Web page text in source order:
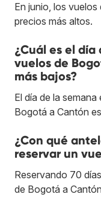
En junio, los
precios más altos.
¿Cuál es el
vuelos de
más bajos?
El día de la
Bogotá a Cantón
¿Con qué
reservar un
Reservando 70
de Bogotá a